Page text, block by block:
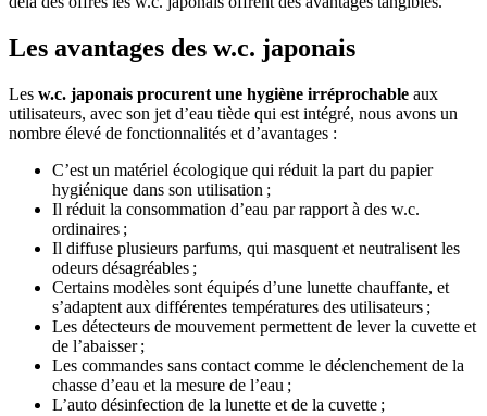
Les avantages des w.c. japonais
Les w.c. japonais procurent une hygiène irréprochable aux
utilisateurs, avec son jet d’eau tiède qui est intégré, nous avons un
nombre élevé de fonctionnalités et d’avantages :
C’est un matériel écologique qui réduit la part du papier
hygiénique dans son utilisation ;
Il réduit la consommation d’eau par rapport à des w.c.
ordinaires ;
Il diffuse plusieurs parfums, qui masquent et neutralisent les
odeurs désagréables ;
Certains modèles sont équipés d’une lunette chauffante, et
s’adaptent aux différentes températures des utilisateurs ;
Les détecteurs de mouvement permettent de lever la cuvette et
de l’abaisser ;
Les commandes sans contact comme le déclenchement de la
chasse d’eau et la mesure de l’eau ;
L’auto désinfection de la lunette et de la cuvette ;